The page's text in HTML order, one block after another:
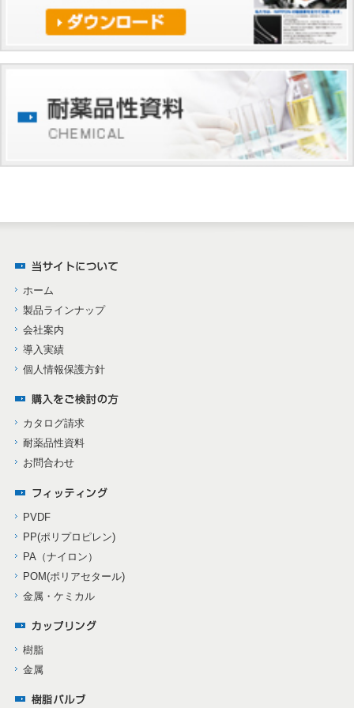
ホーム
製品ラインナップ
会社案内
導入実績
個人情報保護方針
カタログ請求
耐薬品性資料
お問合わせ
PVDF
PP(ポリプロピレン)
PA（ナイロン）
POM(ポリアセタール)
金属・ケミカル
樹脂
金属